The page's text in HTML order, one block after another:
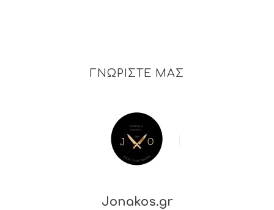
ΓΝΩΡΙΣΤΕ ΜΑΣ
Jonakos.gr